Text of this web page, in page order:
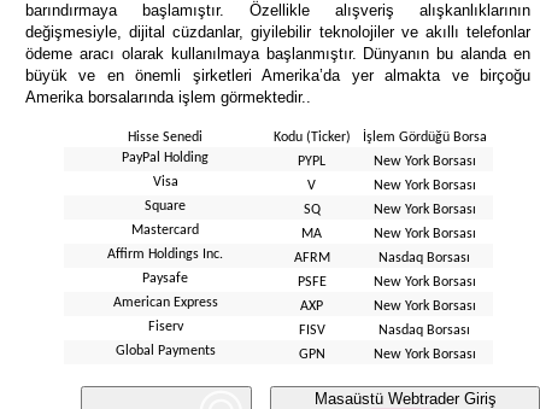
barındırmaya başlamıştır. Özellikle alışveriş alışkanlıklarının
değişmesiyle, dijital cüzdanlar, giyilebilir teknolojiler ve akıllı telefonlar
ödeme aracı olarak kullanılmaya başlanmıştır. Dünyanın bu alanda en
büyük ve en önemli şirketleri Amerika’da yer almakta ve birçoğu
Amerika borsalarında işlem görmektedir..
Hisse Senedi Kodu (Ticker)
İşlem Gördüğü Borsa
PayPal Holding
PYPL
New York Borsası
Visa
V
New York Borsası
Square
SQ
New York Borsası
Mastercard
MA
New York Borsası
Affirm Holdings Inc.
AFRM
Nasdaq Borsası
Paysafe
PSFE
New York Borsası
American Express
AXP
New York Borsası
Fiserv
FISV
Nasdaq Borsası
Global Payments
GPN New York Borsası
Masaüstü Webtrader Giriş